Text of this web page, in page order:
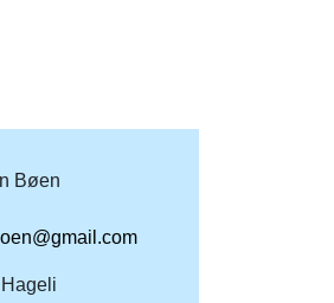
Bøen